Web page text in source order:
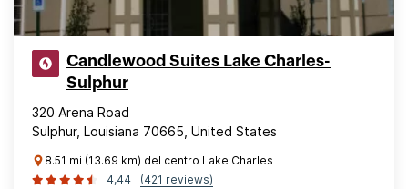
Candlewood Suites Lake Charles-
Sulphur
320 Arena Road
Sulphur, Louisiana 70665, United States
8.51 mi (13.69 km) del centro Lake Charles
4,44
(421 reviews)